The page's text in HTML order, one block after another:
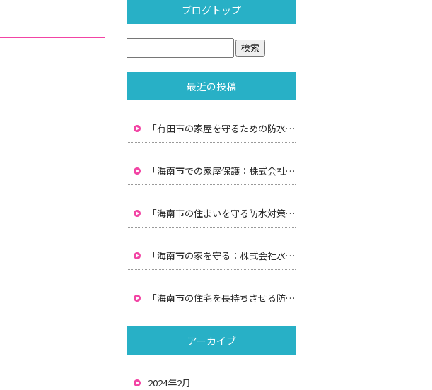
ブログトップ
最近の投稿
「有田市の家屋を守るための防水対策：株式会社水間の専門技術」
「海南市での家屋保護：株式会社水間による雨漏り防止と防水対策」
「海南市の住まいを守る防水対策：株式会社水間のプロフェッショナルサービス」
「海南市の家を守る：株式会社水間による防水工事と雨漏りの解決策」
「海南市の住宅を長持ちさせる防水と雨漏り対策：株式会社水間の解決策」
アーカイブ
2024年2月